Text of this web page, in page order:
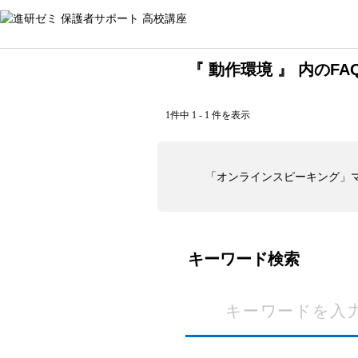
『 動作環境 』 内の
1件中 1 - 1 件を表示
「オンラインスピーキング
キーワード検索